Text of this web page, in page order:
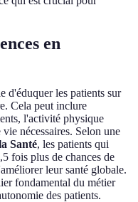
en
d'éduquer les patients sur
Cela peut inclure
l'activité physique
nécessaires. Selon une
Santé, les patients qui
fois plus de chances de
leur santé globale.
fondamental du métier
des patients.